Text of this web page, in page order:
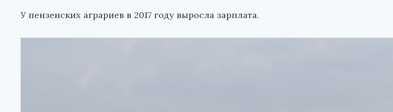
У пензенских аграриев в 2017 году выросла зарплата.